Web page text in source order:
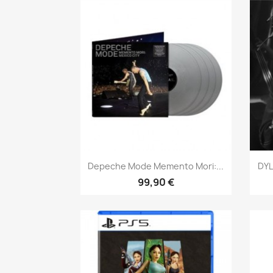
Aperçu rapide
Depeche Mode Memento Mori:...
99,90 €